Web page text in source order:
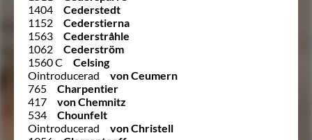
1404
Cederstedt
1152
Cederstierna
1563
Cederstråhle
1062
Cederström
1560 C
Celsing
Ointroducerad
von Ceumern
765
Charpentier
417
von Chemnitz
534
Chounfelt
Ointroducerad
von Christell